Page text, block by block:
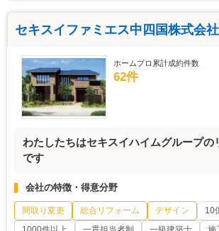
セキスイファミエス中四国株式会社
ホームプロ累計成約件数
62件
わたしたちはセキスイハイムグループの
です
会社の特徴・得意分野
間取り変更 総合リフォーム デザイン
10